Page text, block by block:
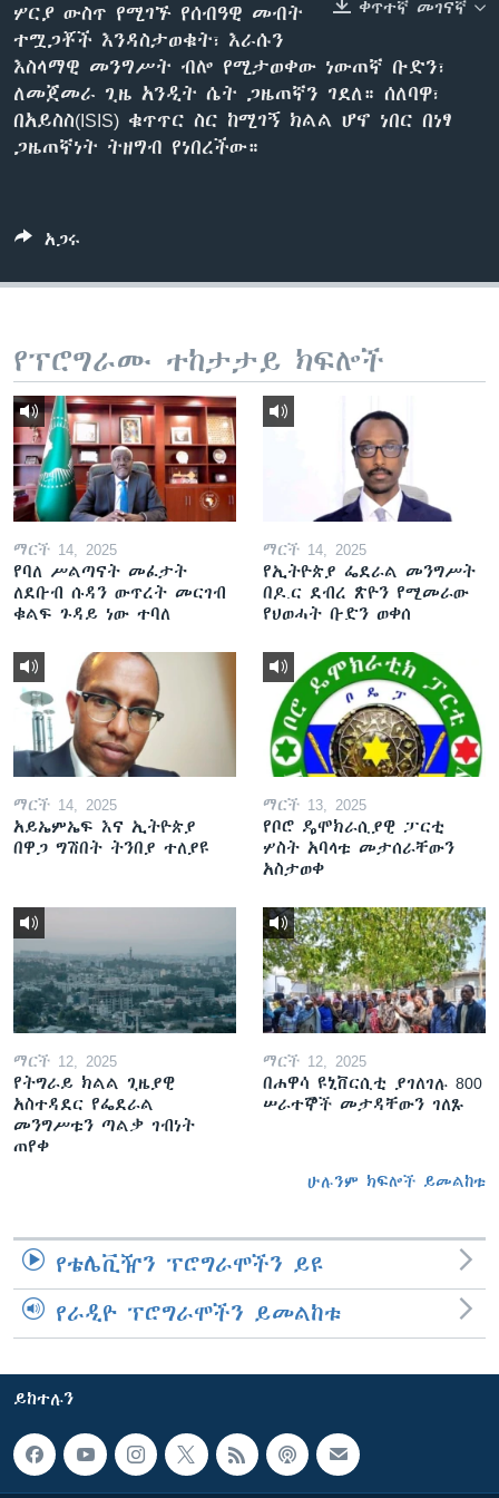
ቋንቋዎች
ቀጥተኛ መገናኛ
ሦርያ ውስጥ የሚገኙ የሰብዓዊ መብት
ተሟጋቾች እንዳስታወቁት፣ እራሱን
እስላማዊ መንግሥት ብሎ የሚታወቀው ነውጠኛ ቡድን፣
ለመጀመራ ጊዜ አንዲት ሴት ጋዜጠኛን ገደለ። ሰለባዋ፣
በአይስስ(ISIS) ቁጥጥር ስር ከሚገኝ ክልል ሆኖ ነበር በነፃ
ጋዜጠኛነት ትዘግብ የነበረችው።
አጋሩ
የፕሮግራሙ ተከታታይ ክፍሎች
ማርች 14, 2025
የባለ ሥልጣናት መፈታት
ለደቡብ ሱዳን ውጥረት መርገብ
ቁልፍ ጉዳይ ነው ተባለ
ማርች 14, 2025
የኢትዮጵያ ፌደራል መንግሥት
በዶ.ር ደብረ ጽዮን የሚመራው
የህወሓት ቡድን ወቀሰ
ማርች 14, 2025
አይኤምኤፍ እና ኢትዮጵያ
በዋጋ ግሽበት ትንበያ ተለያዩ
ማርች 13, 2025
የቦሮ ዴሞክራሲያዊ ፓርቲ
ሦስት አባላቱ መታሰራቸውን
አስታወቀ
ማርች 12, 2025
የትግራይ ክልል ጊዜያዊ
አስተዳደር የፌደራል
መንግሥቱን ጣልቃ ገብነት
ጠየቀ
ማርች 12, 2025
በሐዋሳ ዩኒቨርሲቲ ያገለገሉ 800
ሠራተኞች መታዳቸውን ገለጹ
ሁሉንም ክፍሎች ይመልከቱ
የቴሌቪዥን ፕሮግራሞችን ይዩ
የራዲዮ ፕሮግራሞችን ይመልከቱ
ይከተሉን